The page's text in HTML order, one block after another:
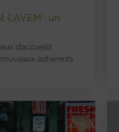
: un
d’accueillir
adhérents